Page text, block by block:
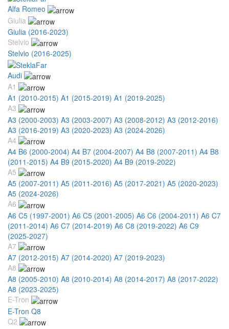
Alfa Romeo
Giulia
Giulia (2016-2023)
Stelvio
Stelvio (2016-2025)
Audi
A1
A1 (2010-2015) A1 (2015-2019) A1 (2019-2025)
A3
A3 (2000-2003) A3 (2003-2007) A3 (2008-2012) A3 (2012-2016)
A3 (2016-2019) A3 (2020-2023) A3 (2024-2026)
A4
A4 B6 (2000-2004) A4 B7 (2004-2007) A4 B8 (2007-2011) A4 B8
(2011-2015) A4 B9 (2015-2020) A4 B9 (2019-2022)
A5
A5 (2007-2011) A5 (2011-2016) A5 (2017-2021) A5 (2020-2023)
A5 (2024-2026)
A6
A6 C5 (1997-2001) A6 C5 (2001-2005) A6 C6 (2004-2011) A6 C7
(2011-2014) A6 C7 (2014-2019) A6 C8 (2019-2022) A6 C9
(2025-2027)
A7
A7 (2012-2015) A7 (2014-2020) A7 (2019-2023)
A8
A8 (2005-2010) A8 (2010-2014) A8 (2014-2017) A8 (2017-2022)
A8 (2023-2025)
E-Tron
E-Tron Q8
Q2